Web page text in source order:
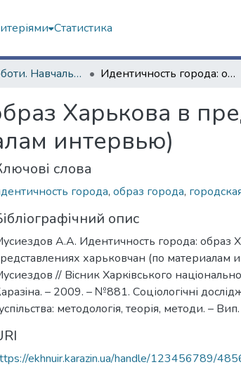
Статистика
Наукові роботи. Навчально-науковий інститут соціології та медіакомунікацій Идентичность города: образ Харькова в представлениях харьковчан (по материалам интервью)
Харькова в
интервью)
слова
города, образ города,
опис
А.А. Идентичность города: образ
харьковчан (по материалам
// Вiсник Харкiвського
– 2009. – №881. Соціологічні
методологія, теорія, методи. –
ekhnuir.karazin.ua/handle/123456789/